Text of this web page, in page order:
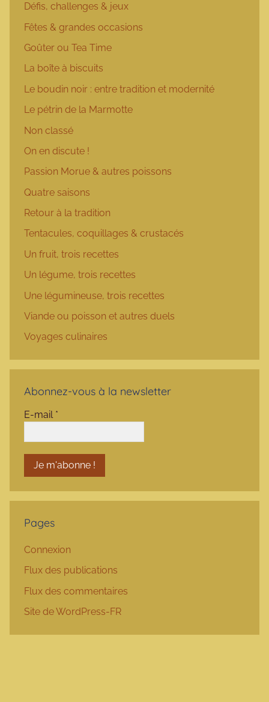
Défis, challenges & jeux
Fêtes & grandes occasions
Goûter ou Tea Time
La boîte à biscuits
Le boudin noir : entre tradition et modernité
Le pétrin de la Marmotte
Non classé
On en discute !
Passion Morue & autres poissons
Quatre saisons
Retour à la tradition
Tentacules, coquillages & crustacés
Un fruit, trois recettes
Un légume, trois recettes
Une légumineuse, trois recettes
Viande ou poisson et autres duels
Voyages culinaires
Abonnez-vous à la newsletter
E-mail *
Pages
Connexion
Flux des publications
Flux des commentaires
Site de WordPress-FR